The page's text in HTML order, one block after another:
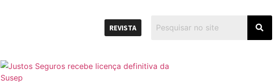
REVISTA